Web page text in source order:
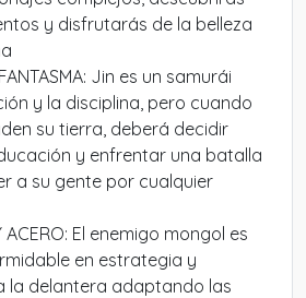
y disfrutarás de la belleza
Jin es un samurái
y la disciplina, pero cuando
su tierra, deberá decidir
y enfrentar una batalla
a su gente por cualquier
ACERO: El enemigo mongol es
en estrategia y
la delantera adaptando las